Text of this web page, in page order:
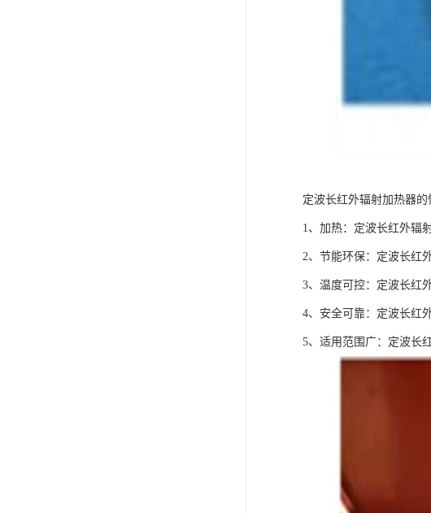
定波长红外辐射加热器的
1、加热：定波长红外辐
2、节能环保：定波长红
3、温度可控：定波长红
4、安全可靠：定波长红
5、适用范围广：定波长